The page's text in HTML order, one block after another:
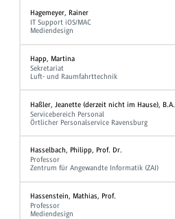
Hagemeyer, Rainer
IT Support iOS/MAC
Mediendesign
Happ, Martina
Sekretariat
Luft- und Raumfahrttechnik
Haßler, Jeanette (derzeit nicht im Hause), B.A.
Servicebereich Personal
Örtlicher Personalservice Ravensburg
Hasselbach, Philipp, Prof. Dr.
Professor
Zentrum für Angewandte Informatik (ZAI)
Hassenstein, Mathias, Prof.
Professor
Mediendesign